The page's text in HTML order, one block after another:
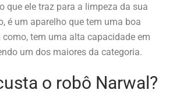
que ele traz para a limpeza da sua
é um aparelho que tem uma boa
tem uma alta capacidade em
um dos maiores da categoria.
o robô Narwal?